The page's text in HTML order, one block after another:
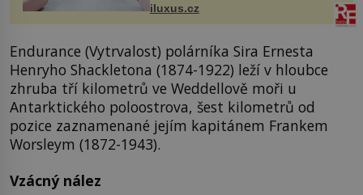
budov Media...
iluxus.cz
Endurance (Vytrvalost) polárníka Sira Ernesta
Henryho Shackletona (1874-1922) leží v hloubce
zhruba tří kilometrů ve Weddellově moři u
Antarktického poloostrova, šest kilometrů od
pozice zaznamenané jejím kapitánem Frankem
Worsleym (1872-1943).
Vzácný nález